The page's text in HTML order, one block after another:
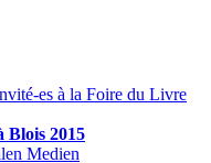
es à la Foire du Livre
Blois 2015
Medien